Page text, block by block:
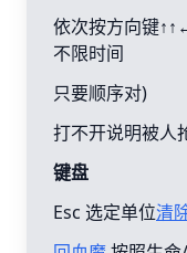
依次按方向键
不限时间
只要顺序对)
打不开说明被人
键盘
Esc 选定单位清